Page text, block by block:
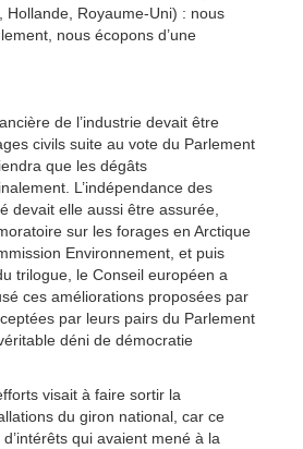
Hollande, Royaume-Uni) : nous
nous écopons d’une
de l’industrie devait être
civils suite au vote du Parlement
que les dégâts
L’indépendance des
devait elle aussi être assurée,
sur les forages en Arctique
Environnement, et puis
trilogue, le Conseil européen a
ces améliorations proposées par
par leurs pairs du Parlement
déni de démocratie
visait à faire sortir la
du giron national, car ce
qui avaient mené à la